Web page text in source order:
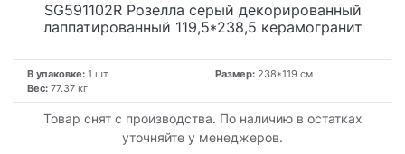
SG591102R Розелла серый декорированный
лаппатированный 119,5*238,5 керамогранит
В упаковке: 1 шт Размер: 238*119 см
Вес: 77.37 кг
Товар снят с производства. По наличию в остатках
уточняйте у менеджеров.